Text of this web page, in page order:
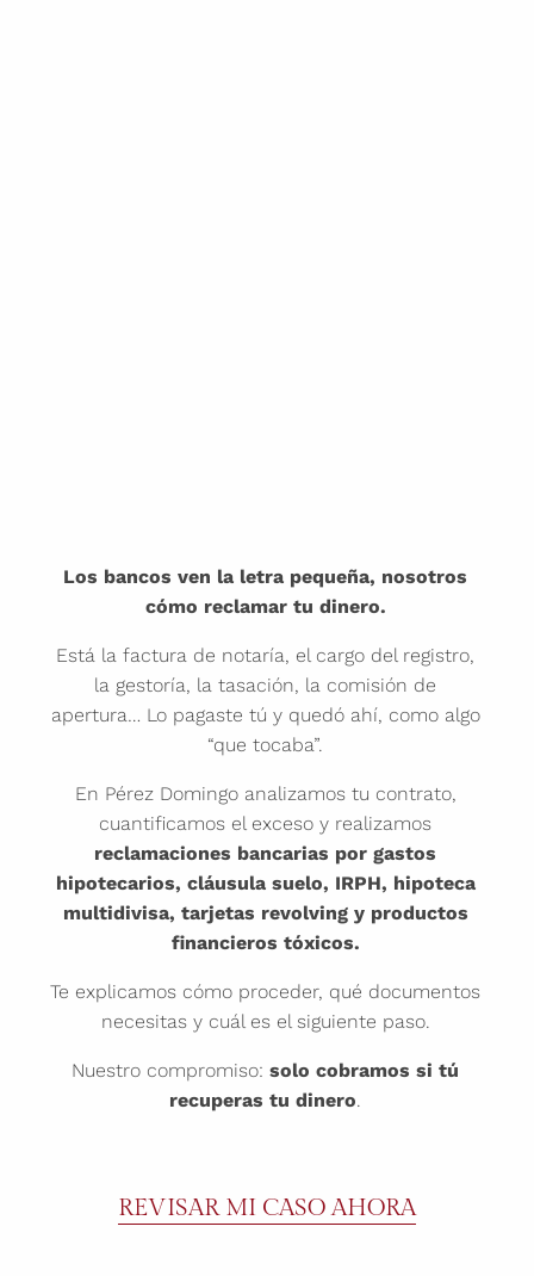
Los bancos ven la letra pequeña, nosotros
cómo reclamar tu dinero.
Está la factura de notaría, el cargo del registro,
la gestoría, la tasación, la comisión de
apertura… Lo pagaste tú y quedó ahí, como algo
“que tocaba”.
En Pérez Domingo analizamos tu contrato,
cuantificamos el exceso y realizamos
reclamaciones bancarias por gastos
hipotecarios, cláusula suelo, IRPH, hipoteca
multidivisa, tarjetas revolving y productos
financieros tóxicos.
Te explicamos cómo proceder, qué documentos
necesitas y cuál es el siguiente paso.
Nuestro compromiso:solo cobramos si tú
recuperas tu dinero.
REVISAR MI CASO AHORA